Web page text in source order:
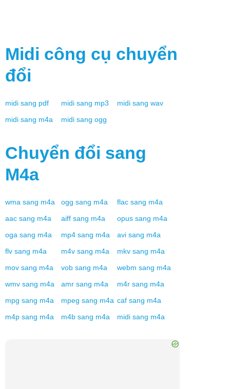
Midi công cụ chuyển
đổi
midi sang pdf midi sang mp3 midi sang wav
midi sang m4a midi sang ogg
Chuyển đổi sang
M4a
wma sang m4a ogg sang m4a flac sang m4a
aac sang m4a aiff sang m4a opus sang m4a
oga sang m4a mp4 sang m4a avi sang m4a
flv sang m4a m4v sang m4a mkv sang m4a
mov sang m4a vob sang m4a webm sang m4a
wmv sang m4a amr sang m4a m4r sang m4a
mpg sang m4a mpeg sang m4a caf sang m4a
m4p sang m4a m4b sang m4a midi sang m4a